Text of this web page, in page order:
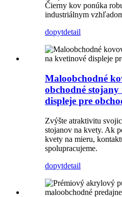
Čierny kov ponúka
industriálnym
dopytdetail
Maloobchodné
obchodné
displeje pre
Zvýšte atraktivitu
stojanov na kvety. Ak
kvety na mieru,
spolupracujeme.
dopytdetail